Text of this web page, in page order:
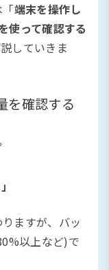
端末を操作し
使って確認する
していきま
を確認する
ますが、バッ
以上など)で